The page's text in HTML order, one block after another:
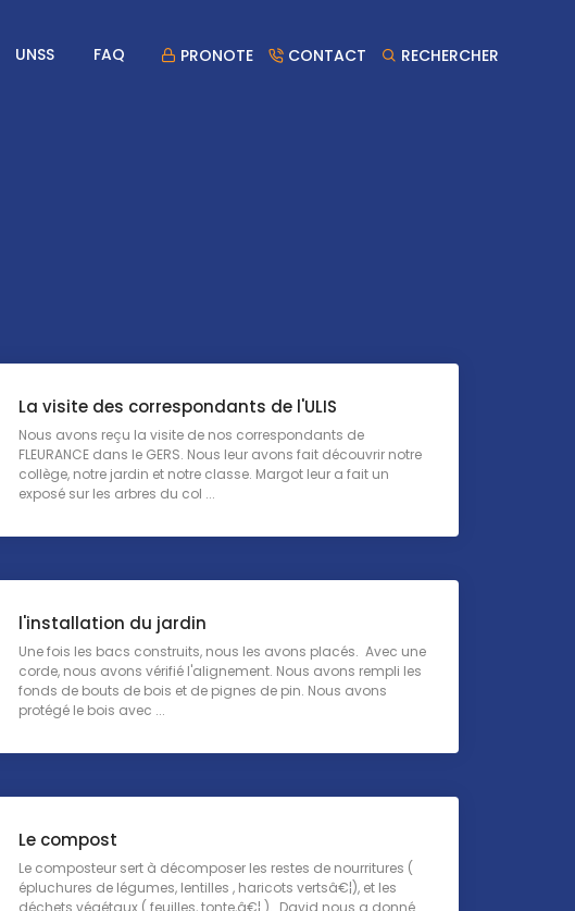
UNSS FAQ PRONOTE CONTACT RECHERCHER
La visite des correspondants de l'ULIS
Nous avons reçu la visite de nos correspondants de
FLEURANCE dans le GERS. Nous leur avons fait découvrir notre
collège, notre jardin et notre classe. Margot leur a fait un
exposé sur les arbres du col ...
l'installation du jardin
Une fois les bacs construits, nous les avons placés. Avec une
corde, nous avons vérifié l'alignement. Nous avons rempli les
fonds de bouts de bois et de pignes de pin. Nous avons
protégé le bois avec ...
Le compost
Le composteur sert à décomposer les restes de nourritures (
épluchures de légumes, lentilles , haricots vertsâ€¦), et les
déchets végétaux ( feuilles, tonte,â€¦.). David nous a donné